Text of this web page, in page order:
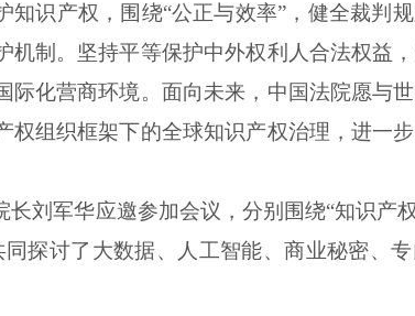
知识产权，围绕“公正与效率”，健全裁判
机制。坚持平等保护中外权利人合法权益
际化营商环境。面向未来，中国法院愿与
权组织框架下的全球知识产权治理，进一
长刘军华应邀参加会议 ， 分别围绕“知识产
同探讨了大数据、人工智能、商业秘密、